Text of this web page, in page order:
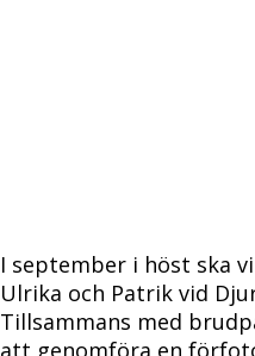
I september i höst ska
Ulrika och Patrik vid
Tillsammans med
att genomföra en